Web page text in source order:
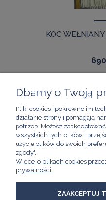
KOC
Dbamy o Twoją
Pliki cookies i pokrewne im
działanie strony i pomagają
potrzeb. Możesz
wszystkich tych plików i
użycie plików do swoich
zgody".
Więcej o plikach cookies
prywatności.
ZAAKCEPTUJ